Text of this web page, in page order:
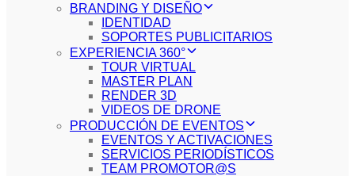
BRANDING Y DISEÑO
IDENTIDAD
SOPORTES PUBLICITARIOS
EXPERIENCIA 360°
TOUR VIRTUAL
MASTER PLAN
RENDER 3D
VIDEOS DE DRONE
PRODUCCIÓN DE EVENTOS
EVENTOS Y ACTIVACIONES
SERVICIOS PERIODÍSTICOS
TEAM PROMOTOR@S